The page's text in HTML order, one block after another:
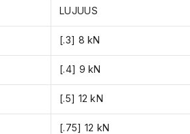
LUJUUS
[.3] 8 kN
[.4] 9 kN
[.5] 12 kN
[.75] 12 kN